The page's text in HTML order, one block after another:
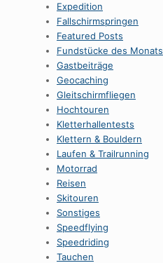
Expedition
Fallschirmspringen
Featured Posts
Fundstücke des Monats
Gastbeiträge
Geocaching
Gleitschirmfliegen
Hochtouren
Kletterhallentests
Klettern & Bouldern
Laufen & Trailrunning
Motorrad
Reisen
Skitouren
Sonstiges
Speedflying
Speedriding
Tauchen